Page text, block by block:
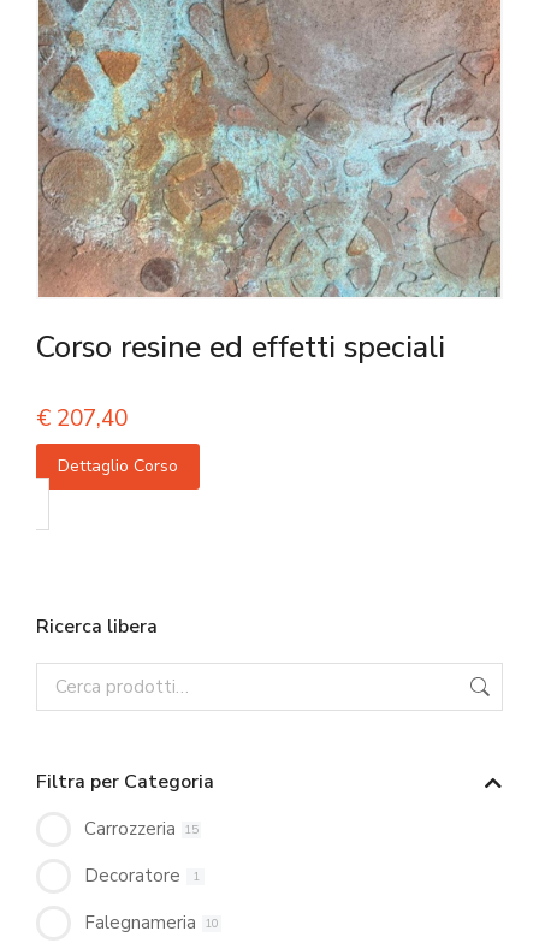
Corso resine ed effetti speciali
€ 207,40
Dettaglio Corso
Ricerca libera
Filtra per Categoria
Carrozzeria 15
Decoratore 1
Falegnameria 10